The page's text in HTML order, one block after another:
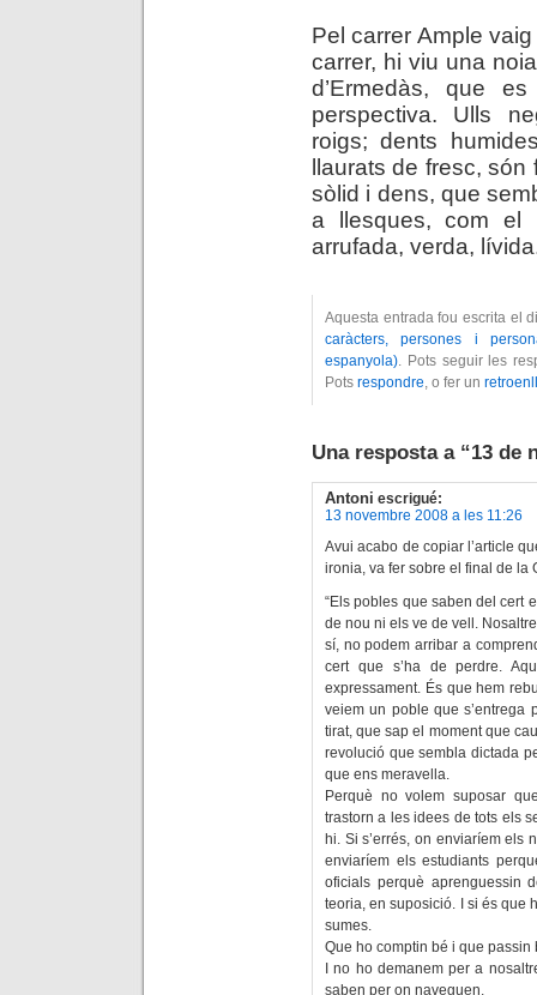
Pel carrer Ample
carrer, hi viu una
d’Ermedàs, que
perspectiva. Ulls
roigs; dents
llaurats de fresc, són
sòlid i dens, que
a llesques, com el
arrufada, verda,
Aquesta entrada fou escrita el
caràcters, persones i
espanyola). Pots seguir les
Pots respondre, o fer un
Una resposta a “13 de
Antoni escrigué:
13 novembre 2008 a les 11:26
Avui acabo de copiar l’article
ironia, va fer sobre el final de la
“Els pobles que saben del cert
de nou ni els ve de vell.
sí, no podem arribar a
cert que s’ha de perdre.
expressament. És que hem
veiem un poble que s’entrega
tirat, que sap el moment que
revolució que sembla dictada
que ens meravella.
Perquè no volem suposar
trastorn a les idees de tots els
hi. Si s’errés, on enviaríem els
enviaríem els estudiants
oficials perquè aprenguessin
teoria, en suposició. I si és que
sumes.
Que ho comptin bé i que
I no ho demanem per a
saben per on naveguen.